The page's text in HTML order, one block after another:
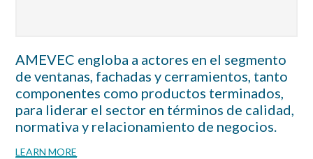
AMEVEC engloba a actores en el segmento
de ventanas, fachadas y cerramientos, tanto
componentes como productos terminados,
para liderar el sector en términos de calidad,
normativa y relacionamiento de negocios.
LEARN MORE